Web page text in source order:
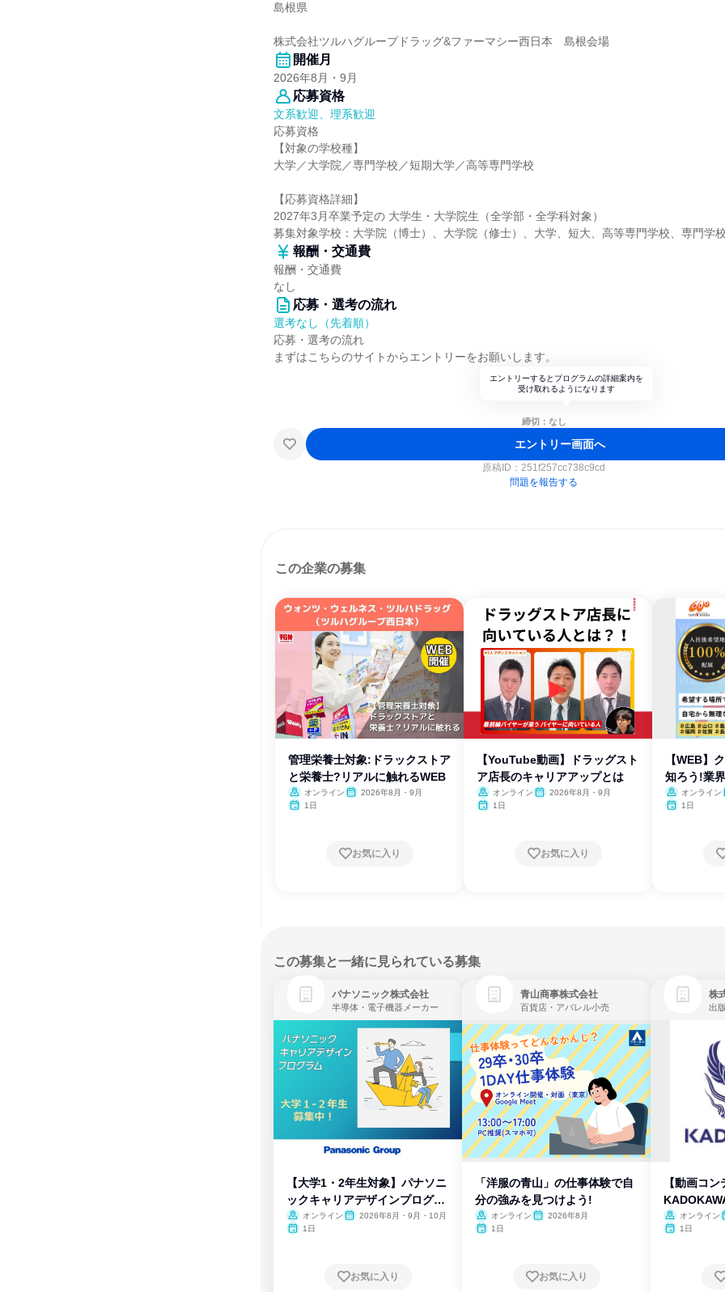
島根県
株式会社ツルハグループドラッグ&ファーマシー西日本 島根会場
開催月
2026年8月・9月
応募資格
文系歓迎、理系歓迎
応募資格
【対象の学校種】
大学／大学院／専門学校／短期大学／高等専門学校
【応募資格詳細】
2027年3月卒業予定の 大学生・大学院生（全学部・全学科対象）
募集対象学校：大学院（博士）、大学院（修士）、大学、短大、高等専門学校、専門学
報酬・交通費
報酬・交通費
なし
応募・選考の流れ
選考なし（先着順）
応募・選考の流れ
まずはこちらのサイトからエントリーをお願いします。
エントリーするとプログラムの詳細案内を
受け取れるようになります
締切：なし
エントリー画面へ
原稿ID： 251f257cc738c9cd
問題を報告する
この企業の募集
管理栄養士対象:ドラックストア
と栄養士?リアルに触れるWEB
オンライン
2026年8月・9月
1日
お気に入り
【YouTube動画】ドラッグスト
ア店長のキャリアアップとは
オンライン
2026年8月・9月
1日
お気に入り
【WEB】
知ろう!業
オンライン
1日
この募集と一緒に見られている募集
パナソニック株式会社
半導体・電子機器メーカー
【大学1・2年生対象】パナソニ
ックキャリアデザインプログラ
ム
オンライン
2026年8月・9月・10月
1日
お気に入り
青山商事株式会社
百貨店・アパレル小売
「洋服の青山」の仕事体験で自
分の強みを見つけよう!
オンライン
2026年8月
1日
お気に入り
株
出
【動画コ
オンライン
1日